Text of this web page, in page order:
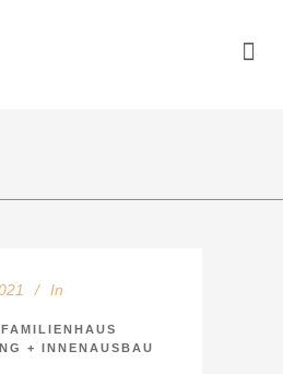
In
+ INNENAUSBAU